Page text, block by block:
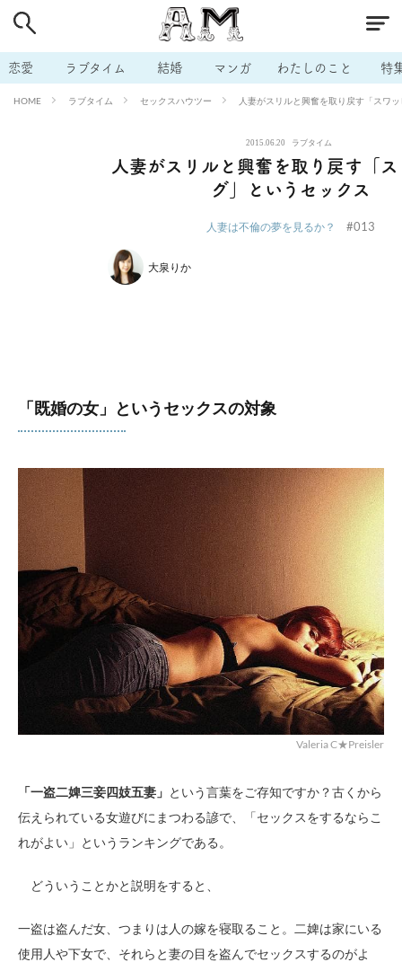
恋愛 ラブタイム 結婚 マンガ わたしのこと 特
HOME ラブタイム セックスハウツー 人妻がスリルと興奮を取り戻す「スワ
2015.06.20 ラブタイム
人妻がスリルと興奮を取り戻す「
グ」というセックス
人妻は不倫の夢を見るか？ #013
大泉りか
「既婚の女」というセックスの対象
Valeria C★Preisler
「一盗二婢三妾四妓五妻」 という言葉をご存知ですか？古くから
伝えられている女遊びにまつわる諺で、「セックスをするならこ
れがよい」というランキングである。
どういうことかと説明をすると、
一盗は盗んだ女、つまりは人の嫁を寝取ること。二婢は家にいる
使用人や下女で、それらと妻の目を盗んでセックスするのがよ
# 男の本音 # セフレ # 不倫
# 出会う方法 # マッチングアプリ # ラブグッズ # 体の相